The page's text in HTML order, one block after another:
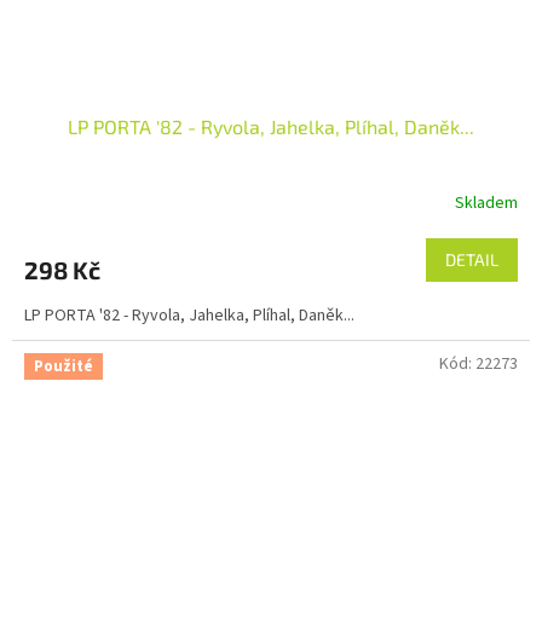
LP PORTA '82 - Ryvola, Jahelka, Plíhal, Daněk...
Skladem
298 Kč DETAIL
LP PORTA '82 - Ryvola, Jahelka, Plíhal, Daněk...
Použité Kód: 22273